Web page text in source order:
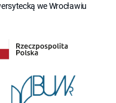
we Wrocławiu